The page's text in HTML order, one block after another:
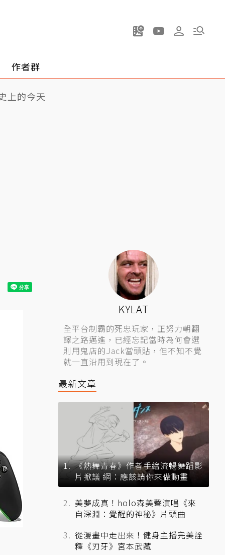
作者群
上的今天
KYLAT
全平台制霸的死忠玩家，正努力朝翻
譯之路邁進，已經忘記當時為何會選
則用鬼店的Jack當頭貼，但不知不覺
就一直沿用到現在了。
最新文章
《熱舞青春》作者手繪流暢舞蹈影
片掀議 網：應該請你來做動畫
美夢成真！holo森美聲演唱《來
自深淵：覺醒的神秘》片頭曲
從漫畫中走出來！健身主播完美詮
釋《刃牙》宮本武藏